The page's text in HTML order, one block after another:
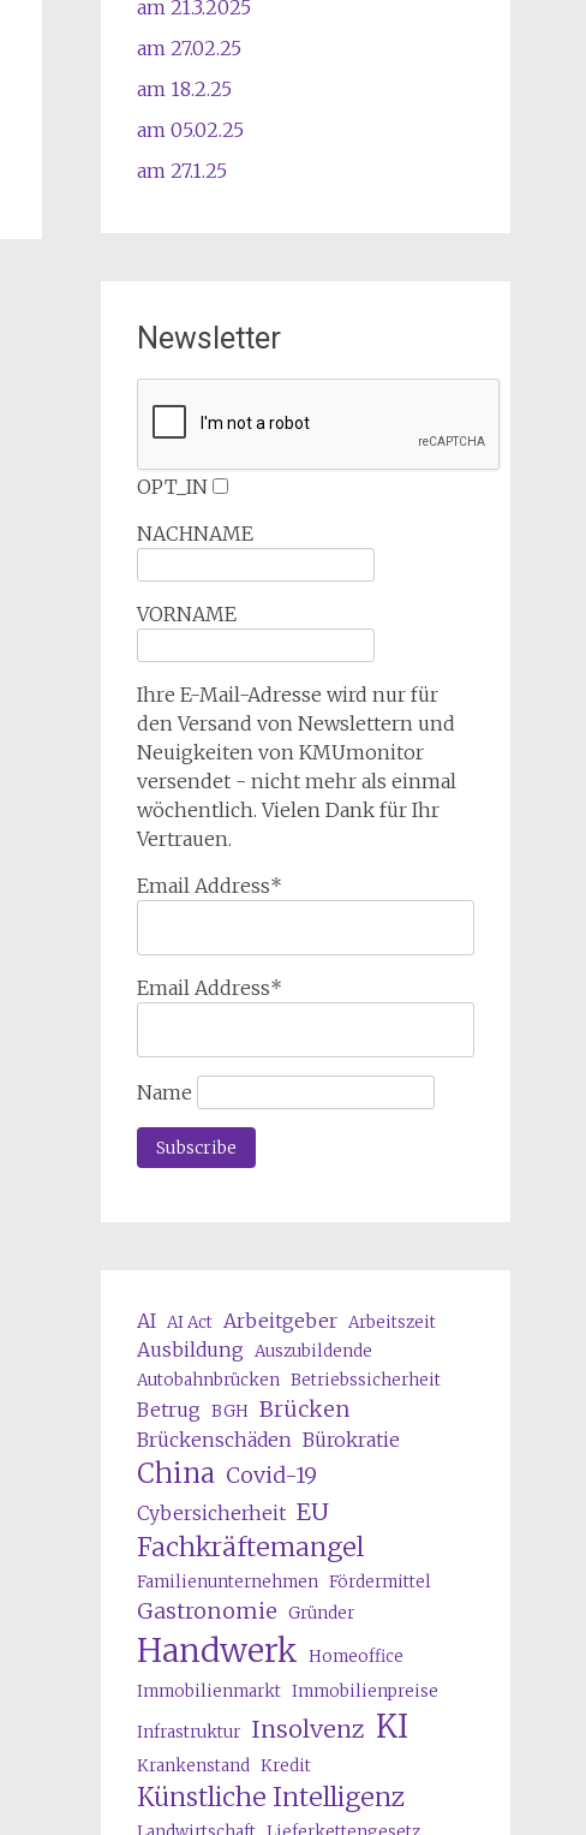
am 21.3.2025
am 27.02.25
am 18.2.25
am 05.02.25
am 27.1.25
Newsletter
OPT_IN
NACHNAME
VORNAME
Ihre E-Mail-Adresse wird nur für
den Versand von Newslettern und
Neuigkeiten von KMUmonitor
versendet - nicht mehr als einmal
wöchentlich. Vielen Dank für Ihr
Vertrauen.
Email Address*
Email Address*
Name
AI AI Act Arbeitgeber Arbeitszeit
Ausbildung Auszubildende
Autobahnbrücken Betriebssicherheit
Betrug BGH Brücken
Brückenschäden Bürokratie
China Covid-19
Cybersicherheit EU
Fachkräftemangel
Familienunternehmen Fördermittel
Gastronomie Gründer
Handwerk Homeoffice
Immobilienmarkt Immobilienpreise
Infrastruktur Insolvenz KI
Krankenstand Kredit
Künstliche Intelligenz